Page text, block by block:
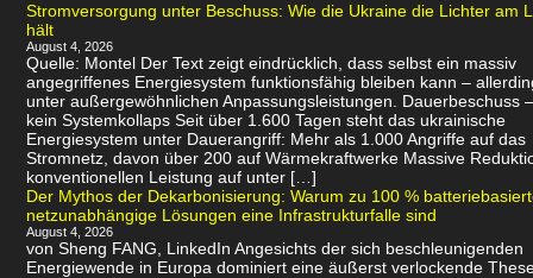
Stromversorgung unter Beschuss: Wie die Ukraine die Lichter am
hält
August 4, 2026
Quelle: Montel Der Text zeigt eindrücklich, dass selbst ein massiv
angegriffenes Energiesystem funktionsfähig bleiben kann –
unter außergewöhnlichen Anpassungsleistungen. Dauerbeschuss
kein Systemkollaps Seit über 1.600 Tagen steht das ukrainische
Energiesystem unter Dauerangriff: Mehr als 1.000 Angriffe auf das
Stromnetz, davon über 200 auf Wärmekraftwerke Massive
konventionellen Leistung auf unter […]
Der Mythos der Dekarbonisierung: Warum zu 100 %
netzunabhängige Lösungen eine Infrastrukturfalle sind
August 4, 2026
von Sheng FANG, LinkedIn Angesichts der sich beschleunigenden
Energiewende in Europa dominiert eine äußerst verlockende